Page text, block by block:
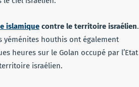
islamique contre le territoire israélien.
yéménites houthis ont également
heures sur le Golan occupé par l’Etat
israélien.